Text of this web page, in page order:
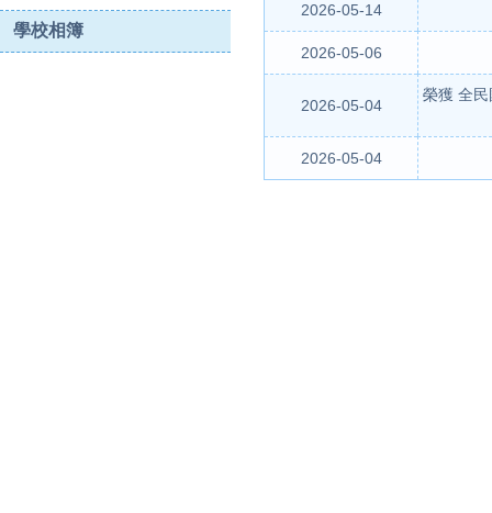
學校相簿
2026-05-14
2026-05-06
2026-05-04
榮獲 全
2026-05-04